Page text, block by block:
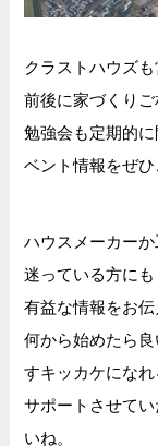
クラストハウズ
前後に家づくりご
勉強会も定期的
ベント情報をぜひ
ハウスメーカー
迷っている方にも
有益な情報をお伝
何から始めたら
すキッカケになれ
サポートさせて
いね。